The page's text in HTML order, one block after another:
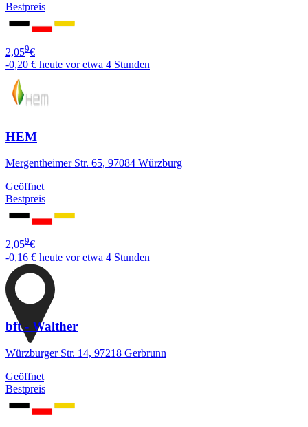
Bestpreis
2,059€
-0,20 € heute vor etwa 4 Stunden
HEM
Mergentheimer Str. 65, 97084 Würzburg
Geöffnet
Bestpreis
2,059€
-0,16 € heute vor etwa 4 Stunden
bft - Walther
Würzburger Str. 14, 97218 Gerbrunn
Geöffnet
Bestpreis